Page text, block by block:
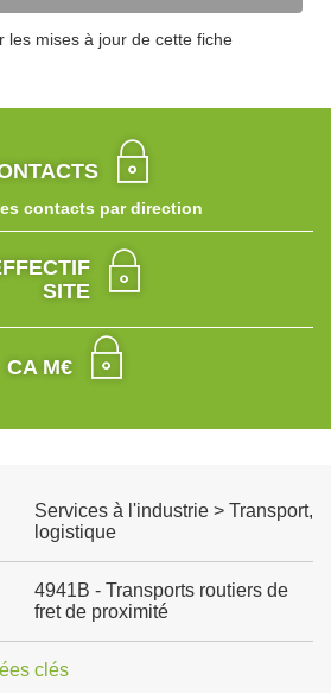
les mises à jour de cette fiche
contacts par direction
SITE
CA M€
Services à l'industrie > Transport,
logistique
4941B - Transports routiers de
fret de proximité
clés